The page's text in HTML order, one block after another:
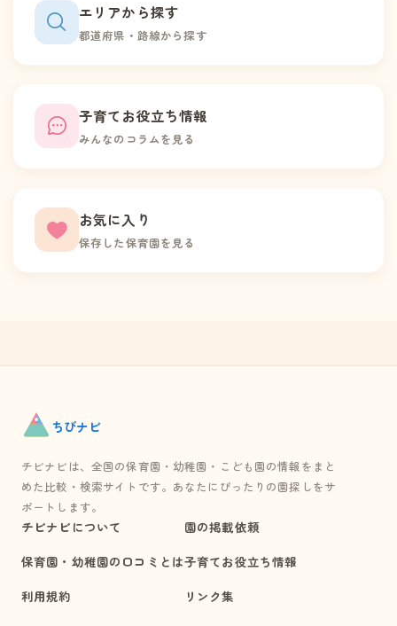
エリアから探す
都道府県・路線から探す
子育てお役立ち情報
みんなのコラムを見る
お気に入り
保存した保育園を見る
ちびナビ
チビナビは、全国の保育園・幼稚園・こども園の情報をまと
めた比較・検索サイトです。あなたにぴったりの園探しをサ
ポートします。
チビナビについて
保育園・幼稚園の口コミとは
利用規約
園の掲載依頼
子育てお役立ち情報
リンク集